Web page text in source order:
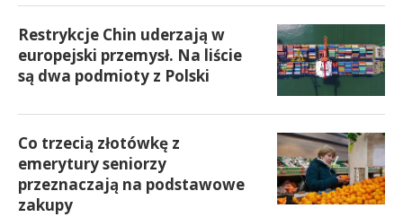
Restrykcje Chin uderzają w
europejski przemysł. Na liście
są dwa podmioty z Polski
Co trzecią złotówkę z
emerytury seniorzy
przeznaczają na podstawowe
zakupy